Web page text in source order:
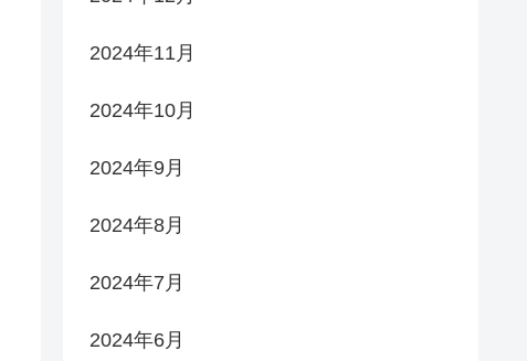
2024年11月
2024年10月
2024年9月
2024年8月
2024年7月
2024年6月